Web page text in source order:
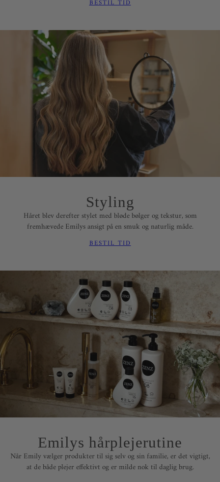
BESTIL TID
Styling
Håret blev derefter stylet med bløde bølger og tekstur, som
fremhævede Emilys ansigt på en smuk og naturlig måde.
BESTIL TID
Emilys hårplejerutine
Når Emily vælger produkter til sig selv og sin familie, er det vigtigt,
at de både plejer effektivt og er milde nok til daglig brug.